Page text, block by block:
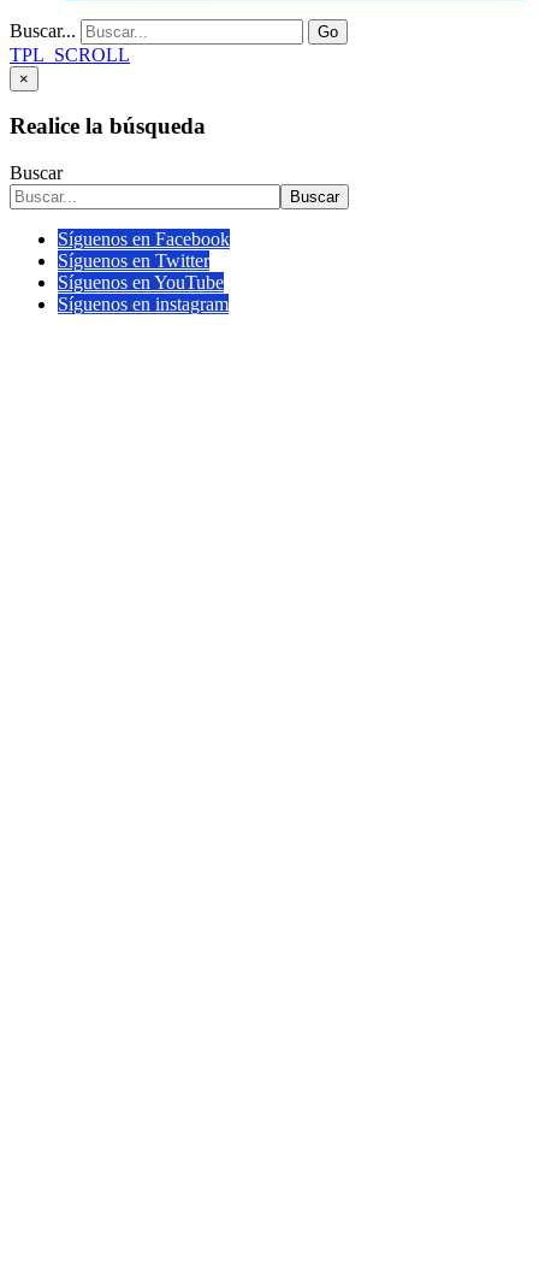
Buscar... Go
TPL_SCROLL
×
Realice la búsqueda
Buscar
Buscar
Síguenos en Facebook
Síguenos en Twitter
Síguenos en YouTube
Síguenos en instagram